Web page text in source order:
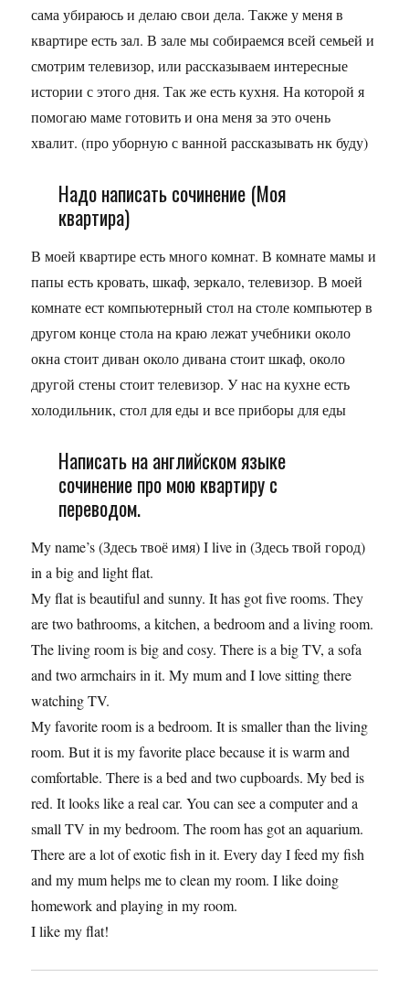
сама убираюсь и делаю свои дела. Также у меня в
квартире есть зал. В зале мы собираемся всей семьей и
смотрим телевизор, или рассказываем интересные
истории с этого дня. Так же есть кухня. На которой я
помогаю маме готовить и она меня за это очень
хвалит. (про уборную с ванной рассказывать нк буду)
Надо написать сочинение (Моя
квартира)
В моей квартире есть много комнат. В комнате мамы и
папы есть кровать, шкаф, зеркало, телевизор. В моей
комнате ест компьютерный стол на столе компьютер в
другом конце стола на краю лежат учебники около
окна стоит диван около дивана стоит шкаф, около
другой стены стоит телевизор. У нас на кухне есть
холодильник, стол для еды и все приборы для еды
Написать на английском языке
сочинение про мою квартиру с
переводом.
My name’s (Здесь твоё имя) I live in (Здесь твой город)
in a big and light flat.
My flat is beautiful and sunny. It has got five rooms. They
are two bathrooms, a kitchen, a bedroom and a living room.
The living room is big and cosy. There is a big TV, a sofa
and two armchairs in it. My mum and I love sitting there
watching TV.
My favorite room is a bedroom. It is smaller than the living
room. But it is my favorite place because it is warm and
comfortable. There is a bed and two cupboards. My bed is
red. It looks like a real car. You can see a computer and a
small TV in my bedroom. The room has got an aquarium.
There are a lot of exotic fish in it. Every day I feed my fish
and my mum helps me to clean my room. I like doing
homework and playing in my room.
I like my flat!